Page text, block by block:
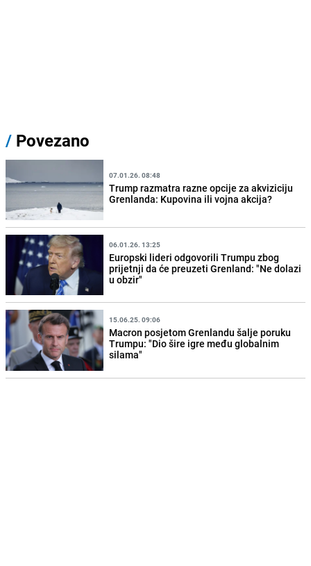
/ Povezano
07.01.26. 08:48
Trump razmatra razne opcije za akviziciju
Grenlanda: Kupovina ili vojna akcija?
06.01.26. 13:25
Europski lideri odgovorili Trumpu zbog
prijetnji da će preuzeti Grenland: "Ne dolazi
u obzir"
15.06.25. 09:06
Macron posjetom Grenlandu šalje poruku
Trumpu: "Dio šire igre među globalnim
silama"